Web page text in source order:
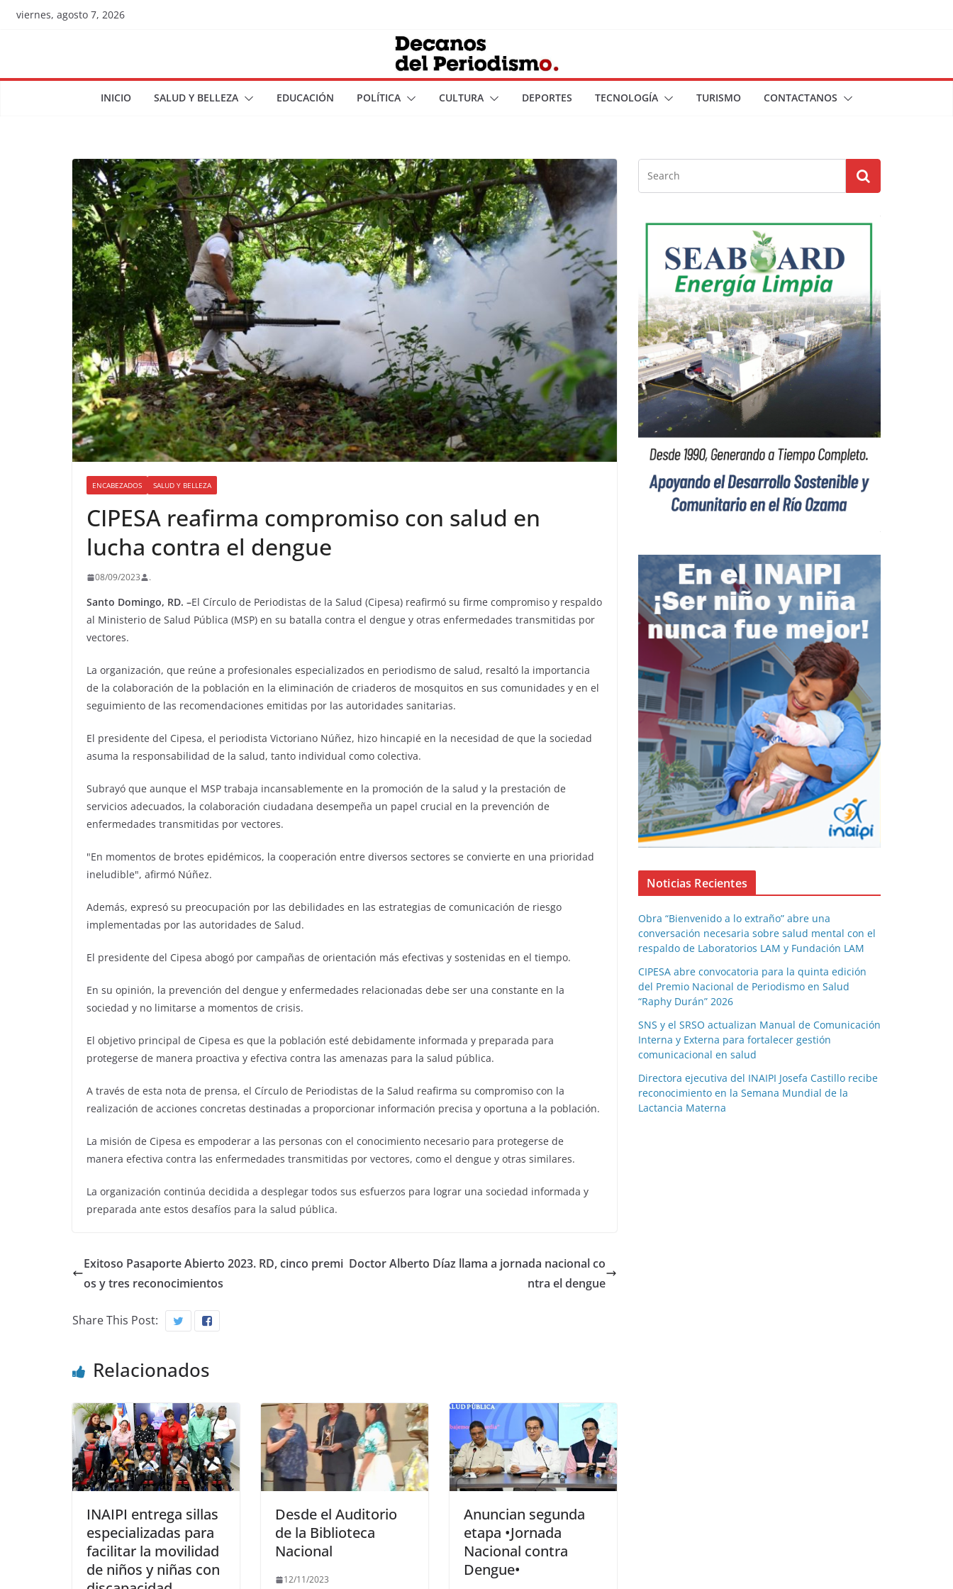
Skipviernes, agosto 7, 2026
INICIO SALUD Y BELLEZA EDUCACIÓN POLÍTICA CULTURA DEPORTES TECNOLOGÍA TURISMO CONTACTANOS
ENCABEZADOS SALUD Y BELLEZA
CIPESA reafirma compromiso con salud en
lucha contra el dengue
08/09/2023 .
Santo Domingo, RD. –El Círculo de Periodistas de la Salud (Cipesa) reafirmó su firme compromiso y respaldo
al Ministerio de Salud Pública (MSP) en su batalla contra el dengue y otras enfermedades transmitidas por
vectores.
La organización, que reúne a profesionales especializados en periodismo de salud, resaltó la importancia
de la colaboración de la población en la eliminación de criaderos de mosquitos en sus comunidades y en el
seguimiento de las recomendaciones emitidas por las autoridades sanitarias.
El presidente del Cipesa, el periodista Victoriano Núñez, hizo hincapié en la necesidad de que la sociedad
asuma la responsabilidad de la salud, tanto individual como colectiva.
Subrayó que aunque el MSP trabaja incansablemente en la promoción de la salud y la prestación de
servicios adecuados, la colaboración ciudadana desempeña un papel crucial en la prevención de
enfermedades transmitidas por vectores.
"En momentos de brotes epidémicos, la cooperación entre diversos sectores se convierte en una prioridad
ineludible", afirmó Núñez.
Además, expresó su preocupación por las debilidades en las estrategias de comunicación de riesgo
implementadas por las autoridades de Salud.
El presidente del Cipesa abogó por campañas de orientación más efectivas y sostenidas en el tiempo.
En su opinión, la prevención del dengue y enfermedades relacionadas debe ser una constante en la
sociedad y no limitarse a momentos de crisis.
El objetivo principal de Cipesa es que la población esté debidamente informada y preparada para
protegerse de manera proactiva y efectiva contra las amenazas para la salud pública.
A través de esta nota de prensa, el Círculo de Periodistas de la Salud reafirma su compromiso con la
realización de acciones concretas destinadas a proporcionar información precisa y oportuna a la población.
La misión de Cipesa es empoderar a las personas con el conocimiento necesario para protegerse de
manera efectiva contra las enfermedades transmitidas por vectores, como el dengue y otras similares.
La organización continúa decidida a desplegar todos sus esfuerzos para lograr una sociedad informada y
preparada ante estos desafíos para la salud pública.
Exitoso Pasaporte Abierto 2023. RD, cinco premi
os y tres reconocimientos
Doctor Alberto Díaz llama a jornada nacional co
ntra el dengue
Share This Post:
Relacionados
INAIPI entrega sillas
especializadas para
facilitar la movilidad
de niños y niñas con
Desde el Auditorio
de la Biblioteca
Nacional
12/11/2023
Anuncian segunda
etapa •Jornada
Nacional contra
Dengue•
Noticias Recientes
Obra “Bienvenido a lo extraño” abre una
conversación necesaria sobre salud mental con el
respaldo de Laboratorios LAM y Fundación LAM
CIPESA abre convocatoria para la quinta edición
del Premio Nacional de Periodismo en Salud
“Raphy Durán” 2026
SNS y el SRSO actualizan Manual de Comunicación
Interna y Externa para fortalecer gestión
comunicacional en salud
Directora ejecutiva del INAIPI Josefa Castillo recibe
reconocimiento en la Semana Mundial de la
Lactancia Materna